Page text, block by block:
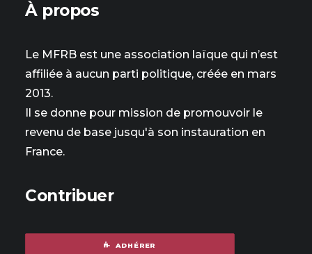
À propos
Le MFRB est une association laïque qui n’est
affiliée à aucun parti politique, créée en mars
2013.
Il se donne pour mission de promouvoir le
revenu de base jusqu'à son instauration en
France.
Contribuer
ADHÉRER